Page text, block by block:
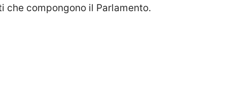
che compongono il Parlamento.